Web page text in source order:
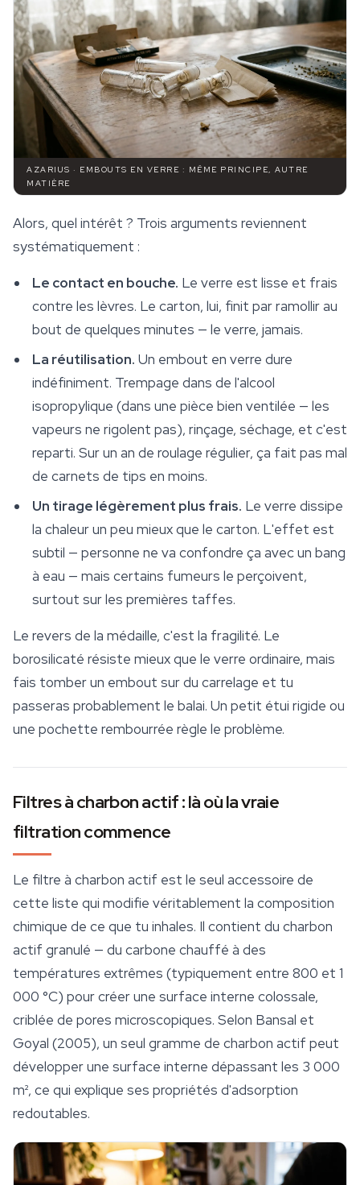
AZARIUS · EMBOUTS EN VERRE : MÊME PRINCIPE, AUTRE
MATIÈRE
Alors, quel intérêt ? Trois arguments reviennent
systématiquement :
Le contact en bouche. Le verre est lisse et frais
contre les lèvres. Le carton, lui, finit par ramollir au
bout de quelques minutes — le verre, jamais.
La réutilisation. Un embout en verre dure
indéfiniment. Trempage dans de l'alcool
isopropylique (dans une pièce bien ventilée — les
vapeurs ne rigolent pas), rinçage, séchage, et c'est
reparti. Sur un an de roulage régulier, ça fait pas mal
de carnets de tips en moins.
Un tirage légèrement plus frais. Le verre dissipe
la chaleur un peu mieux que le carton. L'effet est
subtil — personne ne va confondre ça avec un bang
à eau — mais certains fumeurs le perçoivent,
surtout sur les premières taffes.
Le revers de la médaille, c'est la fragilité. Le
borosilicaté résiste mieux que le verre ordinaire, mais
fais tomber un embout sur du carrelage et tu
passeras probablement le balai. Un petit étui rigide ou
une pochette rembourrée règle le problème.
Filtres à charbon actif : là où la vraie
filtration commence
Le filtre à charbon actif est le seul accessoire de
cette liste qui modifie véritablement la composition
chimique de ce que tu inhales. Il contient du charbon
actif granulé — du carbone chauffé à des
températures extrêmes (typiquement entre 800 et 1
000 °C) pour créer une surface interne colossale,
criblée de pores microscopiques. Selon Bansal et
Goyal (2005), un seul gramme de charbon actif peut
développer une surface interne dépassant les 3 000
m², ce qui explique ses propriétés d'adsorption
redoutables.